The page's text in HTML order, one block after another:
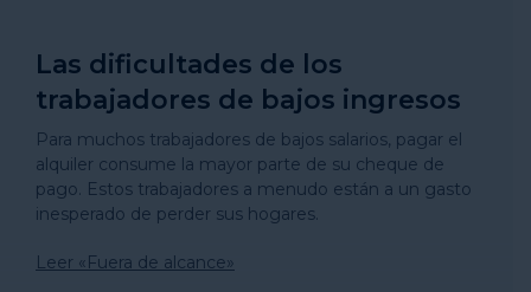
Las dificultades de los
trabajadores de bajos ingresos
Para muchos trabajadores de bajos salarios, pagar el
alquiler consume la mayor parte de su cheque de
pago. Estos trabajadores a menudo están a un gasto
inesperado de perder sus hogares.
Leer «Fuera de alcance»